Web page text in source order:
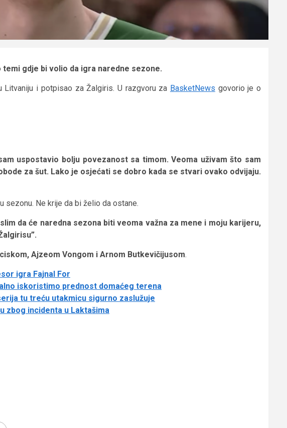
gdje bi volio da igra naredne sezone.
i potpisao za Žalgiris. U razgvoru za BasketNews govorio je o
uspostavio bolju povezanost sa timom. Veoma uživam što sam
za šut. Lako je osjećati se dobro kada se stvari ovako odvijaju.
sezonu. Ne krije da bi želio da ostane.
da će naredna sezona biti veoma važna za mene i moju karijeru,
Ajzeom Vongom i Arnom Butkevičijusom.
igra Fajnal For
iskoristimo prednost domaćeg terena
tu treću utakmicu sigurno zaslužuje
zbog incidenta u Laktašima